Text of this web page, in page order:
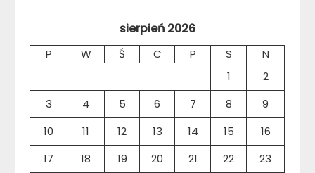
sierpień 2026
P W Ś C P S
N
1
2
3
4 5 6 7 8
9
10
11 12 13 14 15
16
17
18 19 20 21 22
23